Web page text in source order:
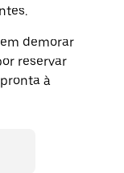
demorar
reservar
à